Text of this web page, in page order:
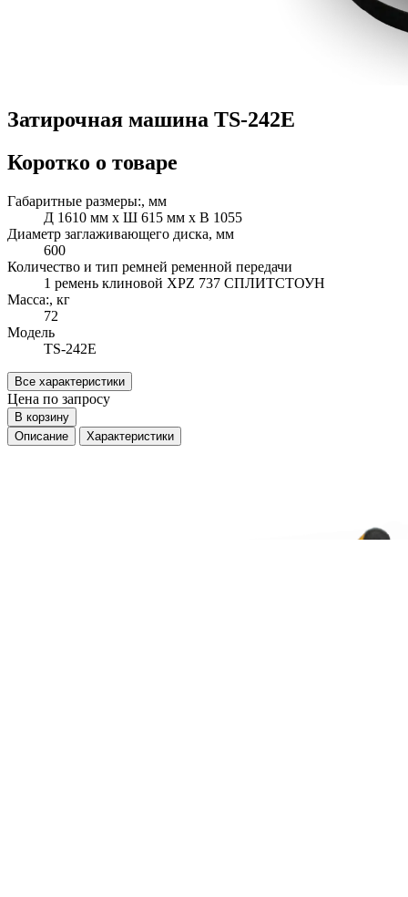
Затирочная машина TS-242E
Коротко о товаре
Габаритные размеры:, мм
Д 1610 мм x Ш 615 мм x В 1055
Диаметр заглаживающего диска, мм
600
Количество и тип ремней ременной передачи
1 ремень клиновой XPZ 737 СПЛИТСТОУН
Масса:, кг
72
Модель
TS-242E
Все характеристики
Цена по запросу
В корзину
Описание
Характеристики